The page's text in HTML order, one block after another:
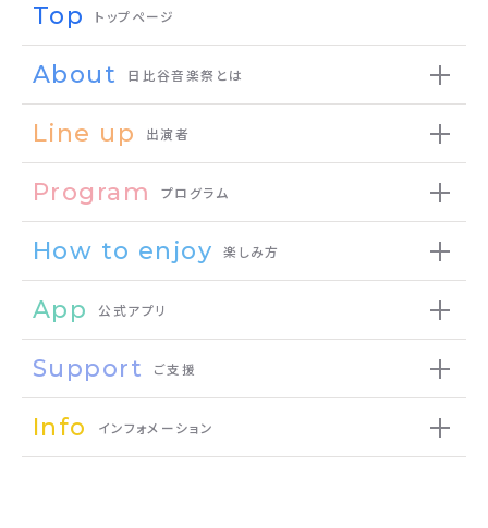
Top トップページ
About 日比谷音楽祭とは
Line up 出演者
Program プログラム
How to enjoy 楽しみ方
App 公式アプリ
Support ご支援
Info インフォメーション